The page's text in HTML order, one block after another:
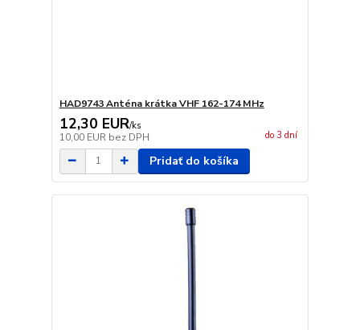
HAD9743 Anténa krátka VHF 162-174 MHz
12,30 EUR/ks
10,00 EUR bez DPH do 3 dní
Pridať do košíka